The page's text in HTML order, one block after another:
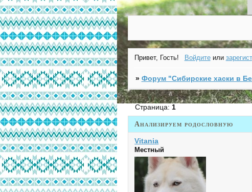
Привет, Гость! Войдитеили
» Форум "Cибирские хаски в
Анализируем родословную
Страница: 1
Vitania
Местный